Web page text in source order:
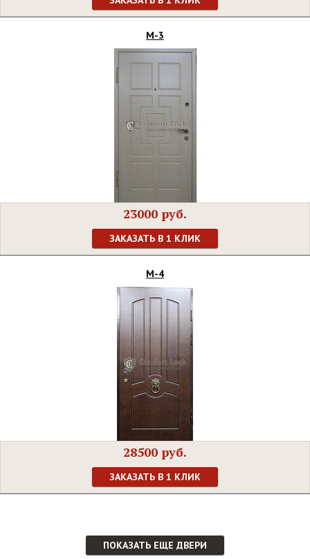
М-3
23000 руб.
ЗАКАЗАТЬ В 1 КЛИК
М-4
28500 руб.
ЗАКАЗАТЬ В 1 КЛИК
ПОКАЗАТЬ ЕЩЕ ДВЕРИ